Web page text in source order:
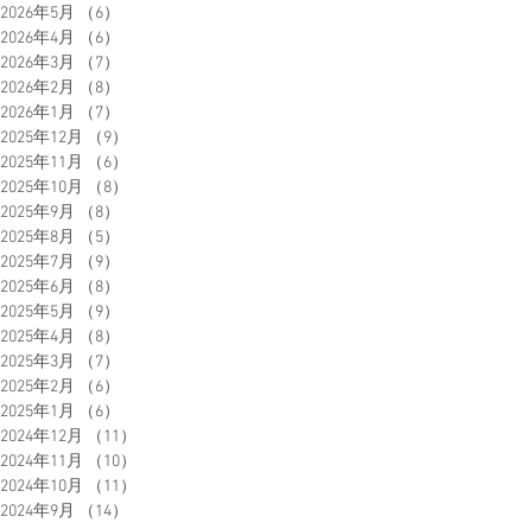
2026年5月
（6）
2026年4月
（6）
2026年3月
（7）
2026年2月
（8）
2026年1月
（7）
2025年12月
（9）
2025年11月
（6）
2025年10月
（8）
2025年9月
（8）
2025年8月
（5）
2025年7月
（9）
2025年6月
（8）
2025年5月
（9）
2025年4月
（8）
2025年3月
（7）
2025年2月
（6）
2025年1月
（6）
2024年12月
（11）
2024年11月
（10）
2024年10月
（11）
2024年9月
（14）